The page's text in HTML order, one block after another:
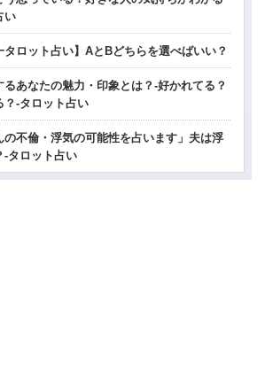
い
タロット占い】AとBどちらを選べばいい？
るあなたの魅力・印象とは？-好かれてる？
？-タロット占い
の不倫・浮気の可能性を占います」夫は浮
-タロット占い